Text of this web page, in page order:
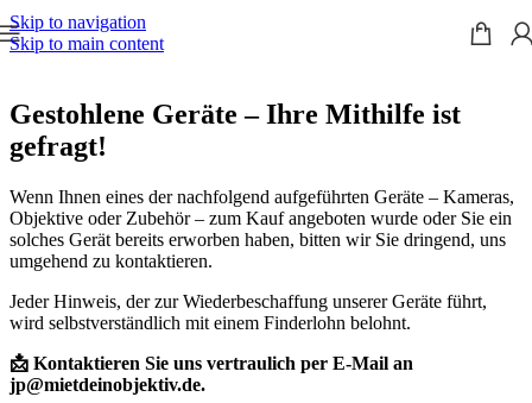
Skip to navigation
Skip to main content
Gestohlene Geräte – Ihre Mithilfe ist
gefragt!
Wenn Ihnen eines der nachfolgend aufgeführten Geräte – Kameras,
Objektive oder Zubehör – zum Kauf angeboten wurde oder Sie ein
solches Gerät bereits erworben haben, bitten wir Sie dringend, uns
umgehend zu kontaktieren.
Jeder Hinweis, der zur Wiederbeschaffung unserer Geräte führt,
wird selbstverständlich mit einem Finderlohn belohnt.
📩 Kontaktieren Sie uns vertraulich per E-Mail an
jp@mietdeinobjektiv.de.